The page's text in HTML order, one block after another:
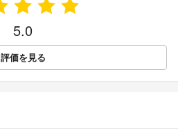
5.0
評価を見る